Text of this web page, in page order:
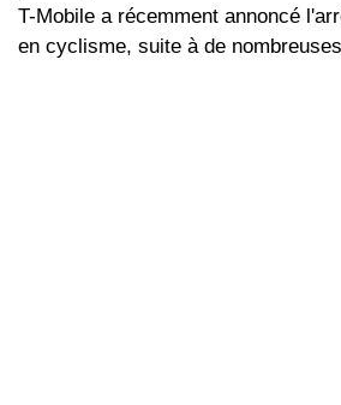
T-Mobile a récemment annoncé
en cyclisme, suite à de